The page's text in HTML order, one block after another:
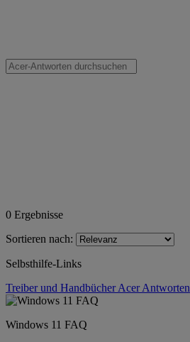
0 Ergebnisse
Sortieren nach:
Selbsthilfe-Links
Treiber und HandbücherAcer Antworten
Windows 11 FAQ